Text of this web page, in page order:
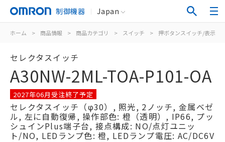
制御機器 Japan
ホーム > 商品情報 > 商品カテゴリ > スイッチ > 押ボタンスイッチ/表示灯
セレクタスイッチ
A30NW-2ML-TOA-P101-OA
2027年06月受注終了予定
セレクタスイッチ（φ30）, 照光, 2ノッチ, 金属ベゼ
ル, 左に自動復帰, 操作部色: 橙（透明）, IP66, プッ
シュインPlus端子台, 接点構成: NO/点灯ユニッ
ト/NO, LEDランプ色: 橙, LEDランプ電圧: AC/DC6V